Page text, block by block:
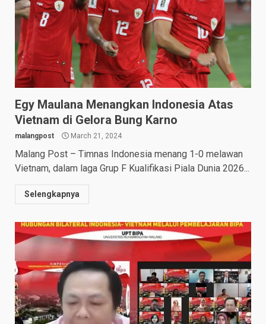
Egy Maulana Menangkan Indonesia Atas
Vietnam di Gelora Bung Karno
malangpost March 21, 2024
Malang Post – Timnas Indonesia menang 1-0 melawan
Vietnam, dalam laga Grup F Kualifikasi Piala Dunia 2026...
Selengkapnya